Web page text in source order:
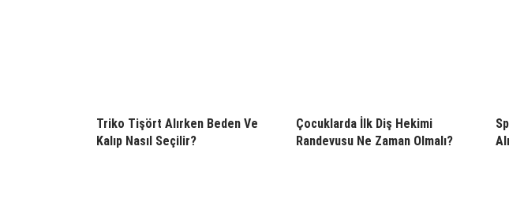
Triko Tişört Alırken Beden Ve
Kalıp Nasıl Seçilir?
Çocuklarda İlk Diş Hekimi
Randevusu Ne Zaman Olmalı?